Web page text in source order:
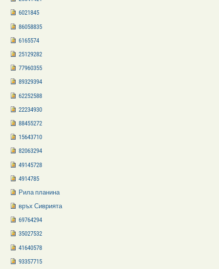
6021845
86058835
6165574
25129282
77960355
89329394
62252588
22234930
88455272
15643710
82063294
49145728
4914785
Рила планина
връх Сиврията
69764294
35027532
41640578
93357715